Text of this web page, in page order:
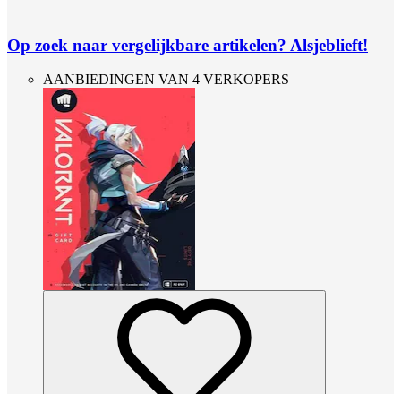
Op zoek naar vergelijkbare artikelen? Alsjeblieft!
AANBIEDINGEN VAN 4 VERKOPERS